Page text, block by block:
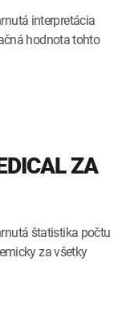
interpretácia
hodnota tohto
ZA
štatistika počtu
za všetky